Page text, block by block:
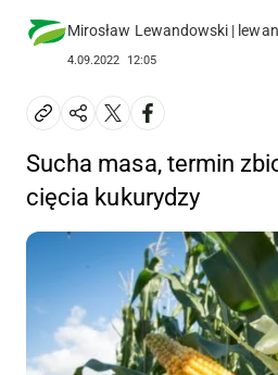
Mirosław Lewandowski |
4.09.2022 12:05
Sucha masa, termin
cięcia kukurydzy